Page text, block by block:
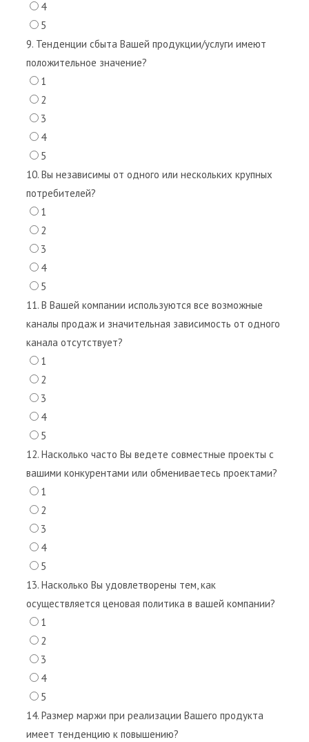
4
5
9. Тенденции сбыта Вашей продукции/услуги имеют
положительное значение?
1
2
3
4
5
10. Вы независимы от одного или нескольких крупных
потребителей?
1
2
3
4
5
11. В Вашей компании используются все возможные
каналы продаж и значительная зависимость от одного
канала отсутствует?
1
2
3
4
5
12. Насколько часто Вы ведете совместные проекты с
вашими конкурентами или обмениваетесь проектами?
1
2
3
4
5
13. Насколько Вы удовлетворены тем, как
осуществляется ценовая политика в вашей компании?
1
2
3
4
5
14. Размер маржи при реализации Вашего продукта
имеет тенденцию к повышению?